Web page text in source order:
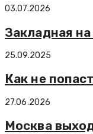
03.07.2026
Закладная
25.09.2025
Как не
27.06.2026
Москва